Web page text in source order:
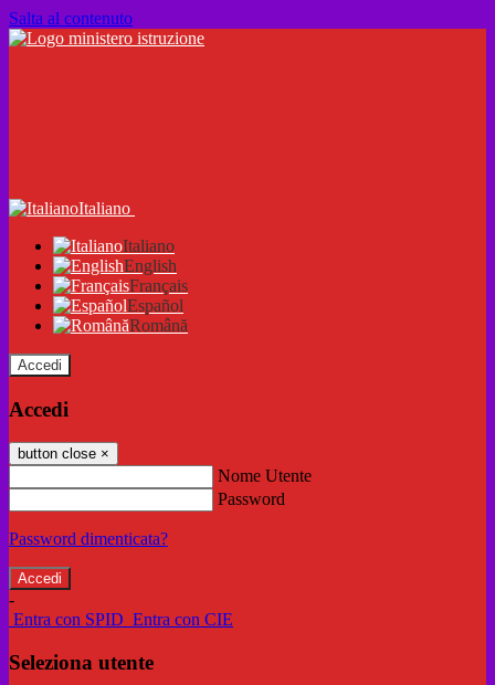
Salta al contenuto
Italiano
Italiano
English
Français
Español
Română
Accedi
Accedi
button close ×
Nome Utente
Password
Password dimenticata?
-
Entra con SPID Entra con CIE
Seleziona utente